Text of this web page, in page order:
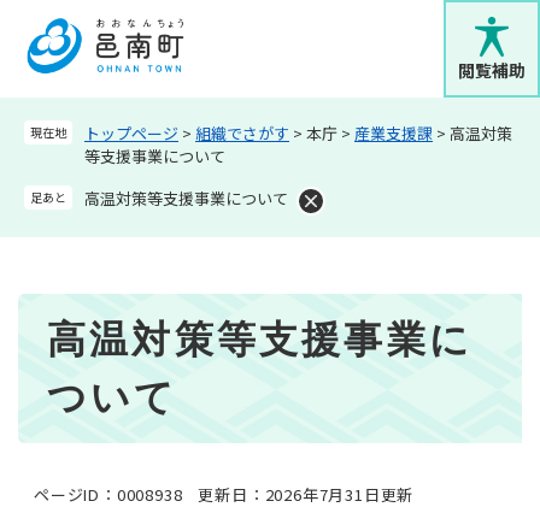
メニューを飛ばして本文へ
閲覧補助
現在地 トップページ > 組織でさがす > 本庁 > 産業支援課 > 高温対策
等支援事業について
足あと 高温対策等支援事業について
高温対策等支援事業に
ついて
ページID：0008938 更新日：2026年7月31日更新